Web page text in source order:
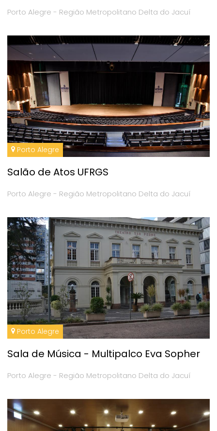
Porto Alegre - Região Metropolitano Delta do Jacuí
Porto Alegre
Salão de Atos UFRGS
Porto Alegre - Região Metropolitano Delta do Jacuí
Porto Alegre
Sala de Música - Multipalco Eva Sopher
Porto Alegre - Região Metropolitano Delta do Jacuí